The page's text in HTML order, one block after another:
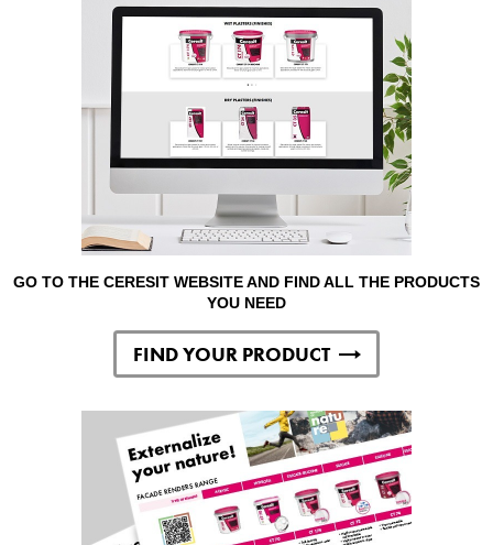
GO TO THE CERESIT WEBSITE AND FIND ALL THE PRODUCTS
YOU NEED
FIND YOUR PRODUCT